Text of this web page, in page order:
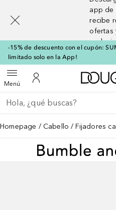
app de
recibe
ofertas
-15% de descuento con el cupón:
limitado solo en la App!
MenúAbrir menúMi cuenta
Regresar
Ejecutar búsqueda
Homepage Cabello Fijadores
[navigation.slideout.screenreader]